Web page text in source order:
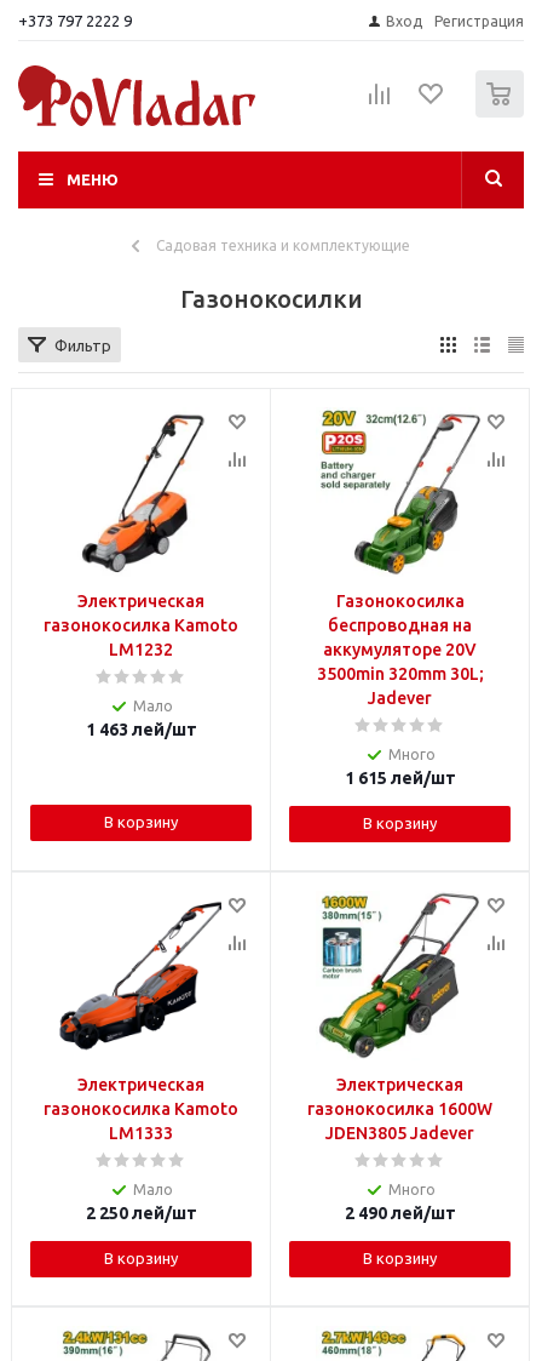
+373 797 2222 9 Вход Регистрация
МЕНЮ
Садовая техника и комплектующие
Газонокосилки
Фильтр
Электрическая
газонокосилка Kamoto
LM1232
Мало
1 463 лей/шт
В корзину
Газонокосилка
беспроводная на
аккумуляторе 20V
3500min 320mm 30L;
Jadever
Много
1 615 лей/шт
В корзину
Электрическая
газонокосилка Kamoto
LM1333
Мало
2 250лей/шт
В корзину
Электрическая
газонокосилка 1600W
JDEN3805 Jadever
Много
2 490лей/шт
В корзину